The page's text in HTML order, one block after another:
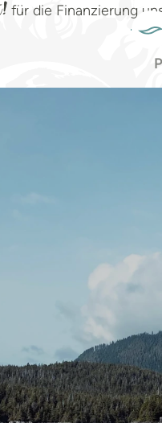
für die Finanzierung